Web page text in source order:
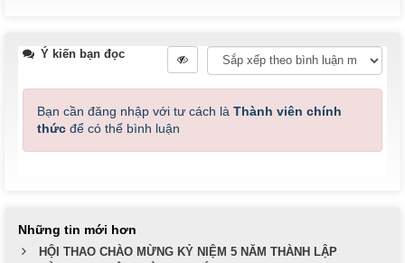
Ý kiến bạn đọc
Bạn cần đăng nhập với tư cách là Thành viên chính
thức để có thể bình luận
Những tin mới hơn
HỘI THAO CHÀO MỪNG KỶ NIỆM 5 NĂM THÀNH LẬP